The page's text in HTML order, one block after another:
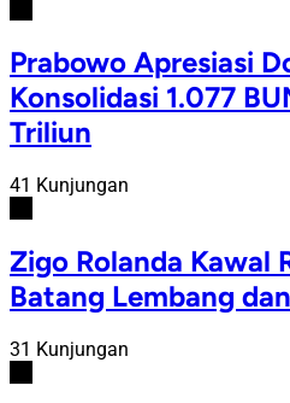
Prabowo Apresiasi
Konsolidasi 1.077
Triliun
41 Kunjungan
Zigo Rolanda Kawal
Batang Lembang
31 Kunjungan